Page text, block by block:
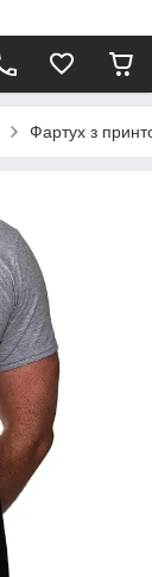
Фартух з